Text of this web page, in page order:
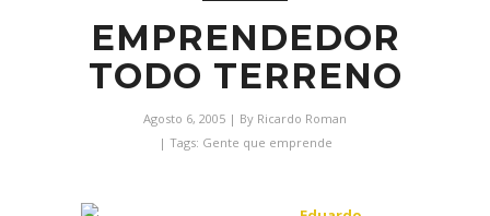
EMPRENDEDOR
TODO TERRENO
Agosto 6, 2005 | By Ricardo Roman
| Tags: Gente que emprende